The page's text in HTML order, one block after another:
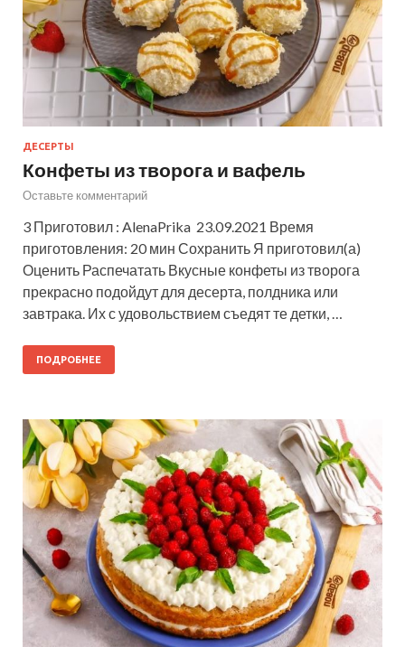
ДЕСЕРТЫ
Конфеты из творога и вафель
Оставьте комментарий
3 Приготовил : AlenaPrika 23.09.2021 Время
приготовления: 20 мин Сохранить Я приготовил(а)
Оценить Распечатать Вкусные конфеты из творога
прекрасно подойдут для десерта, полдника или
завтрака. Их с удовольствием съедят те детки, …
ПОДРОБНЕЕ